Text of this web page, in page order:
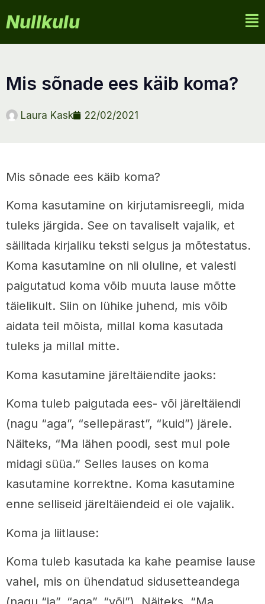
Nullkulu
mis sõnade ees käib koma?
Laura Kask 22/02/2021
Mis sõnade ees käib koma?
Koma kasutamine on kirjutamisreegli, mida
tuleks järgida. See on tavaliselt vajalik, et
säilitada kirjaliku teksti selgus ja mõtestatus.
Koma kasutamine on nii oluline, et valesti
paigutatud koma võib muuta lause mõtte
täielikult. Siin on lühike juhend, mis võib
aidata teil mõista, millal koma kasutada
tuleks ja millal mitte.
Koma kasutamine järeltäiendite jaoks:
Koma tuleb paigutada ees- või järeltäiendi
(nagu “aga”, “sellepärast”, “kuid”) järele.
Näiteks, “Ma lähen poodi, sest mul pole
midagi süüa.” Selles lauses on koma
kasutamine korrektne. Koma kasutamine
enne selliseid järeltäiendeid ei ole vajalik.
Koma ja liitlause:
Koma tuleb kasutada ka kahe peamise lause
vahel, mis on ühendatud sidusetteandega